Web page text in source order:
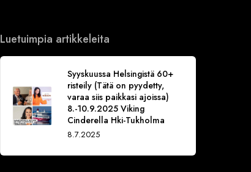
Luetuimpia artikkeleita
Syyskuussa Helsingistä 60+
risteily (Tätä on pyydetty,
varaa siis paikkasi ajoissa)
8.-10.9.2025 Viking
Cinderella Hki-Tukholma
8.7.2025